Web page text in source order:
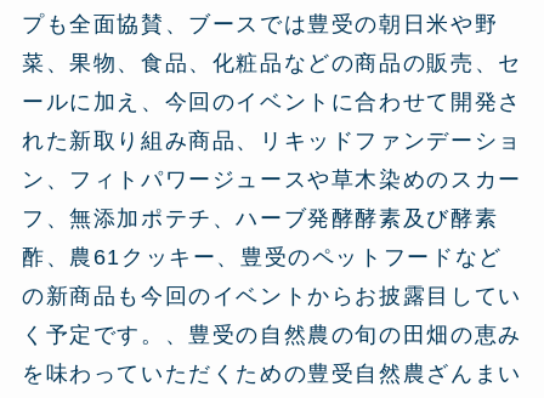
プも全面協賛、ブースでは豊受の朝日米や野
菜、果物、食品、化粧品などの商品の販売、セ
ールに加え、今回のイベントに合わせて開発さ
れた新取り組み商品、リキッドファンデーショ
ン、フィトパワージュースや草木染めのスカー
フ、無添加ポテチ、ハーブ発酵酵素及び酵素
酢、農61クッキー、豊受のペットフードなど
の新商品も今回のイベントからお披露目してい
く予定です。、豊受の自然農の旬の田畑の恵み
を味わっていただくための豊受自然農ざんまい